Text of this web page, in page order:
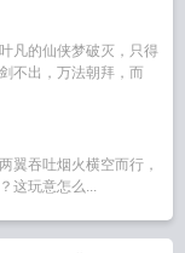
凡的仙侠梦破灭，只得
不出，万法朝拜，而
翼吞吐烟火横空而行，
这玩意怎么...